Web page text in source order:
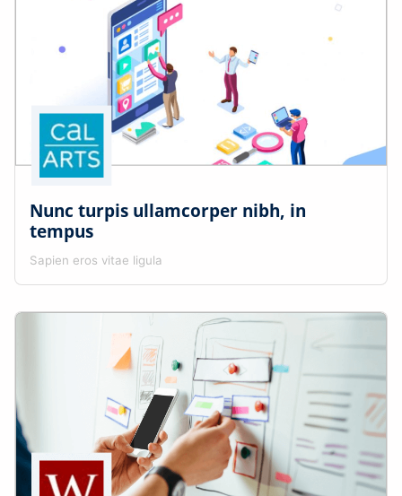
Nunc turpis ullamcorper nibh, in
tempus
Sapien eros vitae ligula